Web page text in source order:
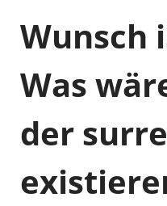
Wunsch
Was
der